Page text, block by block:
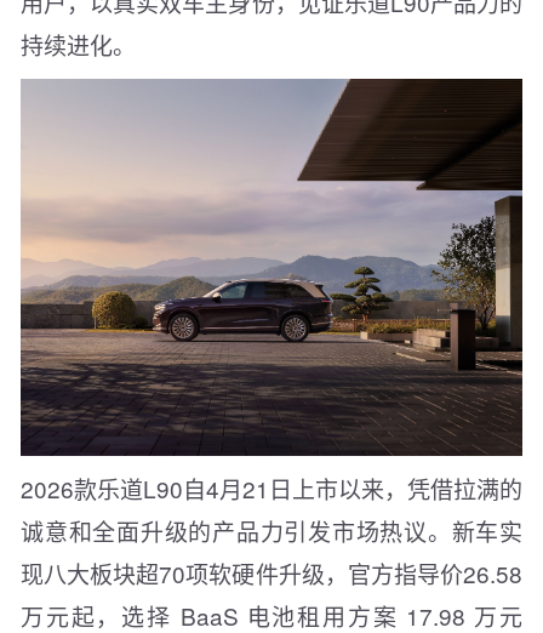
持续进化。
2026款乐道L90自4月21日上市以来，凭借拉满的
诚意和全面升级的产品力引发市场热议。新车实
现八大板块超70项软硬件升级，官方指导价26.58
万元起，选择 BaaS 电池租用方案 17.98 万元